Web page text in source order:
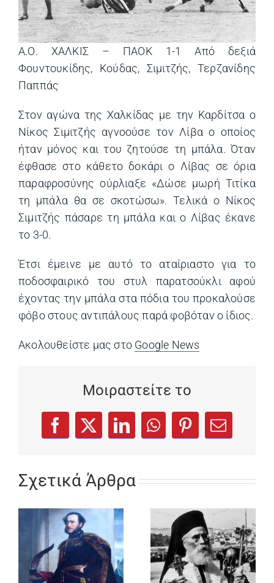
Α.Ο. ΧΑΛΚΙΣ – ΠΑΟΚ 1-1 Από δεξιά
Φουντουκίδης, Κούδας, Σιμιτζής, Τερζανίδης
Παππάς
Στον αγώνα της Χαλκίδας με την Καρδίτσα ο
Νίκος Σιμιτζής αγνοούσε τον Λίβα ο οποίος
ήταν μόνος και του ζητούσε τη μπάλα. Όταν
έφθασε στο κάθετο δοκάρι ο Λίβας σε όρια
παραφροσύνης ούρλιαξε «Δώσε μωρή Τιτίκα
τη μπάλα θα σε σκοτώσω». Τελικά ο Νίκος
Σιμιτζής πάσαρε τη μπάλα και ο Λίβας έκανε
το 3-0.
Έτσι έμεινε με αυτό το αταίριαστο για το
ποδοσφαιρικό του στυλ παρατσούκλι αφού
έχοντας την μπάλα στα πόδια του προκαλούσε
φόβο στους αντιπάλους παρά φοβόταν ο ίδιος.
Ακολουθείστε μας στο Google News
Μοιραστείτε το
Facebook
(opens in a new tab)
X
(opens in a new tab)
LinkedIn
(opens in a new tab)
WhatsApp
(opens in a new tab)
Pinterest
(opens in a
Email
Σχετικά Άρθρα